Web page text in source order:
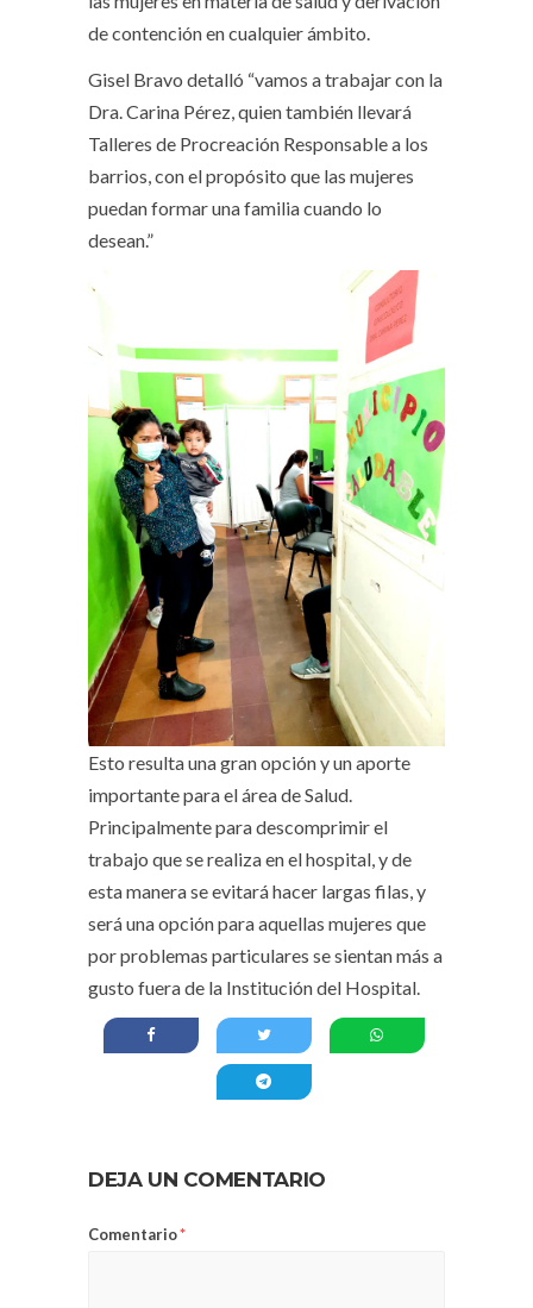
de contención en cualquier ámbito.
Gisel Bravo detalló “vamos a trabajar con la
Dra. Carina Pérez, quien también llevará
Talleres de Procreación Responsable a los
barrios, con el propósito que las mujeres
puedan formar una familia cuando lo
desean.”
Esto resulta una gran opción y un aporte
importante para el área de Salud.
Principalmente para descomprimir el
trabajo que se realiza en el hospital, y de
esta manera se evitará hacer largas filas, y
será una opción para aquellas mujeres que
por problemas particulares se sientan más a
gusto fuera de la Institución del Hospital.
DEJA UN COMENTARIO
Comentario*